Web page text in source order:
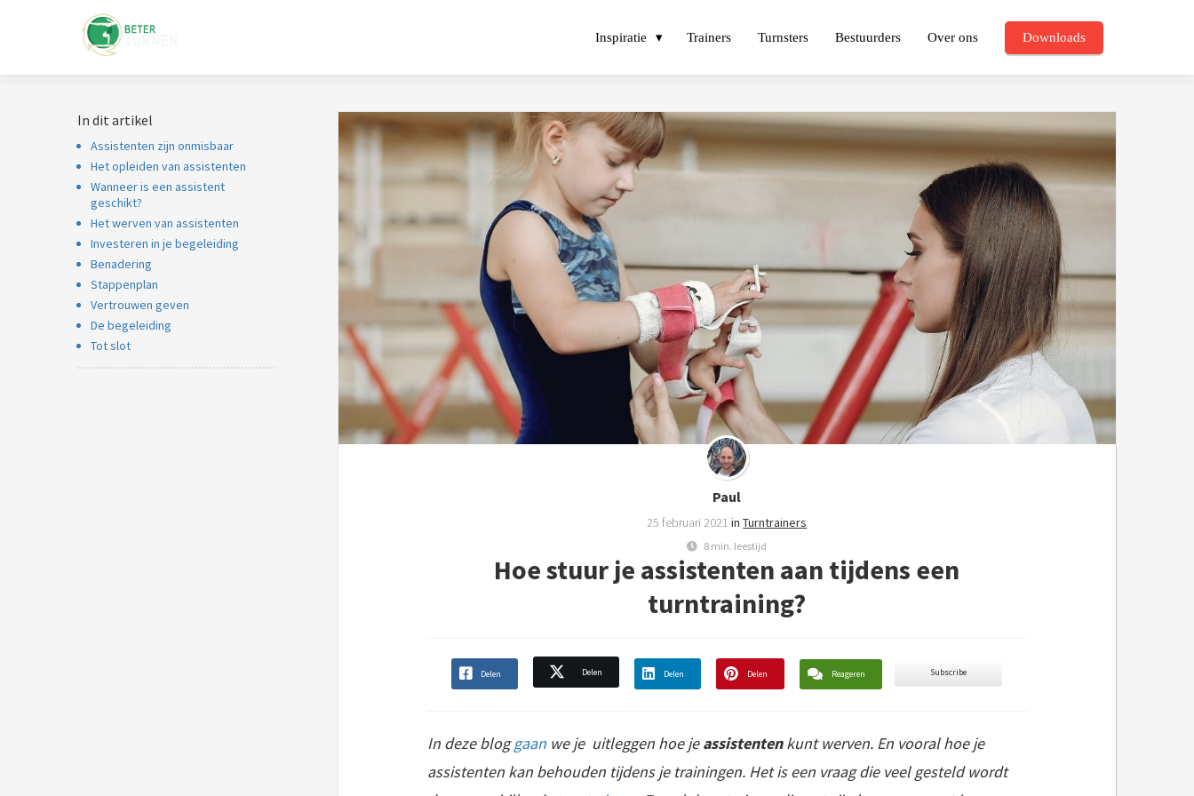
Inspiratie Trainers Turnsters Bestuurders Over ons Downloads
In dit artikel
Assistenten zijn onmisbaar
Het opleiden van assistenten
Wanneer is een assistent
geschikt?
Het werven van assistenten
Investeren in je begeleiding
Benadering
Stappenplan
Vertrouwen geven
De begeleiding
Tot slot
Paul
25 februari 2021inTurntrainers
8 min. leestijd
Hoe stuur je assistenten aan tijdens een
turntraining?
Delen Delen Delen Delen Reageren Subscribe
In deze bloggaanwe je uitleggen hoe jeassistentenkunt werven. En vooral hoe je
assistenten kan behouden tijdens je trainingen. Het is een vraag die veel gesteld wordt